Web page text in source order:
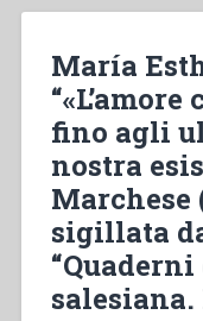
di
e
in
María
fino agli
nostra
Marchese
sigillata
salesiana.